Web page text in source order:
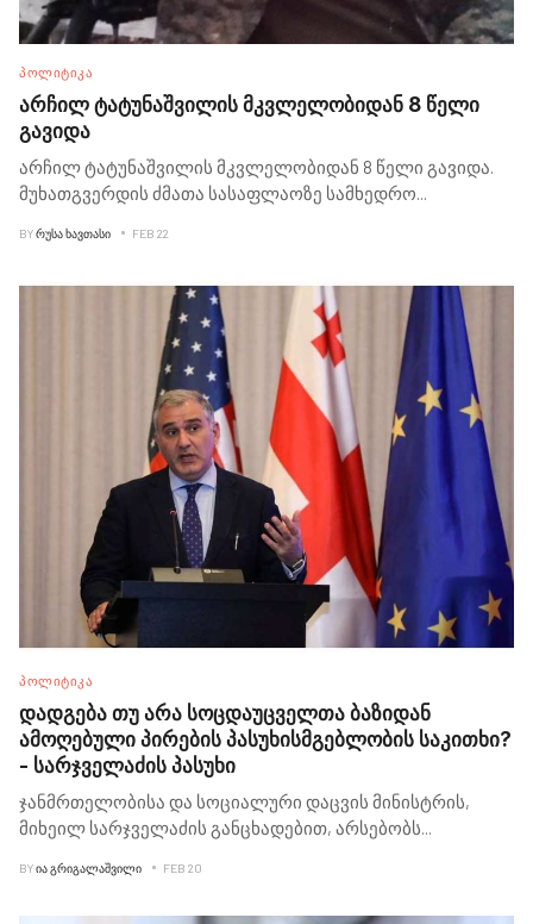
ᲞᲝᲚᲘᲢᲘᲙᲐ
არჩილ ტატუნაშვილის მკვლელობიდან 8 წელი
გავიდა
არჩილ ტატუნაშვილის მკვლელობიდან 8 წელი გავიდა.
მუხათგვერდის ძმათა სასაფლაოზე სამხედრო...
BYᲠᲣᲡᲐ ᲮᲐᲕᲗᲐᲡᲘ FEB 22
ᲞᲝᲚᲘᲢᲘᲙᲐ
დადგება თუ არა სოცდაუცველთა ბაზიდან
ამოღებული პირების პასუხისმგებლობის საკითხი?
- სარჯველაძის პასუხი
ჯანმრთელობისა და სოციალური დაცვის მინისტრის,
მიხეილ სარჯველაძის განცხადებით, არსებობს...
BYᲘᲐ ᲒᲠᲘᲒᲐᲚᲐᲨᲕᲘᲚᲘ FEB 20